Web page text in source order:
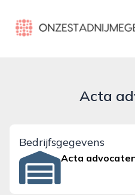
onzestadnijmegen.nl
Acta
Bedrijfsgegevens
Acta